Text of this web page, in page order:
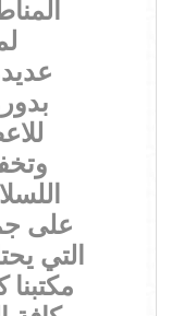
على
التي